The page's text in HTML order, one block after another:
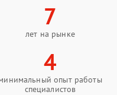
7
лет на рынке
4
опыт работы
специалистов